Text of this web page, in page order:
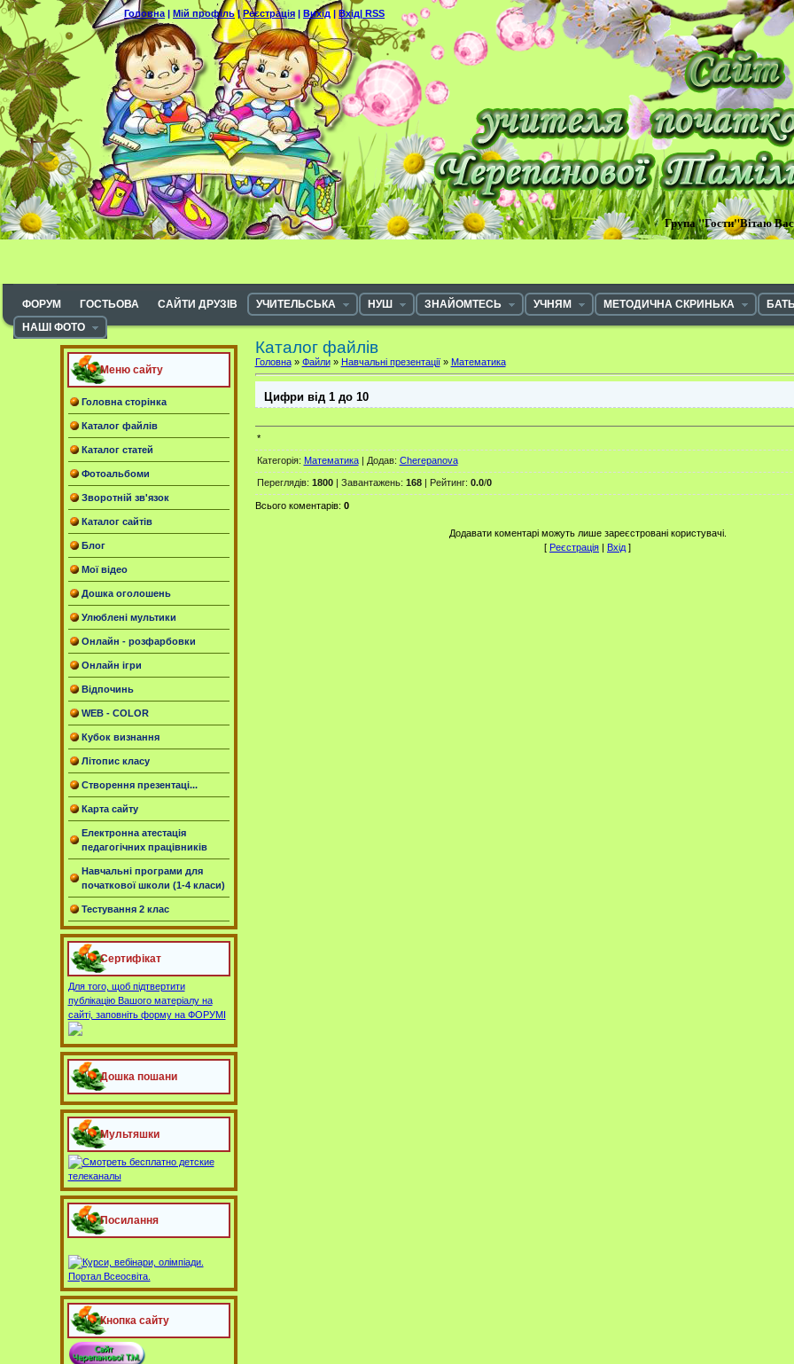
Головна | Мій профіль|Реєстрація | Вихід |Вхід| RSS
Група "Гости"Вітаю
ФОРУМ ГОСТЬОВА САЙТИ ДРУЗІВ УЧИТЕЛЬСЬКА НУШ ЗНАЙОМТЕСЬ УЧНЯМ МЕТОДИЧНА СКРИНЬКА
НАШІ ФОТО
Меню сайту
Головна сторінка
Каталог файлів
Каталог статей
Фотоальбоми
Зворотній зв'язок
Каталог сайтів
Блог
Мої відео
Дошка оголошень
Улюблені мультики
Онлайн - розфарбовки
Онлайн ігри
Відпочинь
WEB - COLOR
Кубок визнання
Літопис класу
Створення презентаці...
Карта сайту
Електронна атестація
педагогічних працівників
Навчальні програми для
початкової школи (1-4 класи)
Тестування 2 клас
Сертифікат
Для того, щоб підтвертити
публікацію Вашого матеріалу на
сайті, заповніть форму на ФОРУМІ
Дошка пошани
Мультяшки
Посилання
Кнопка сайту
Каталог файлів
Головна» Файли» Навчальні презентації» Математика
Цифри від 1 до 10
*
Категорія: Математика| Додав: Cherepanova
Переглядів: 1800| Завантажень: 168| Рейтинг: 0.0/0
Всього коментарів: 0
Додавати коментарі можуть лише зареєстровані користувачі.
[ Реєстрація | Вхід ]